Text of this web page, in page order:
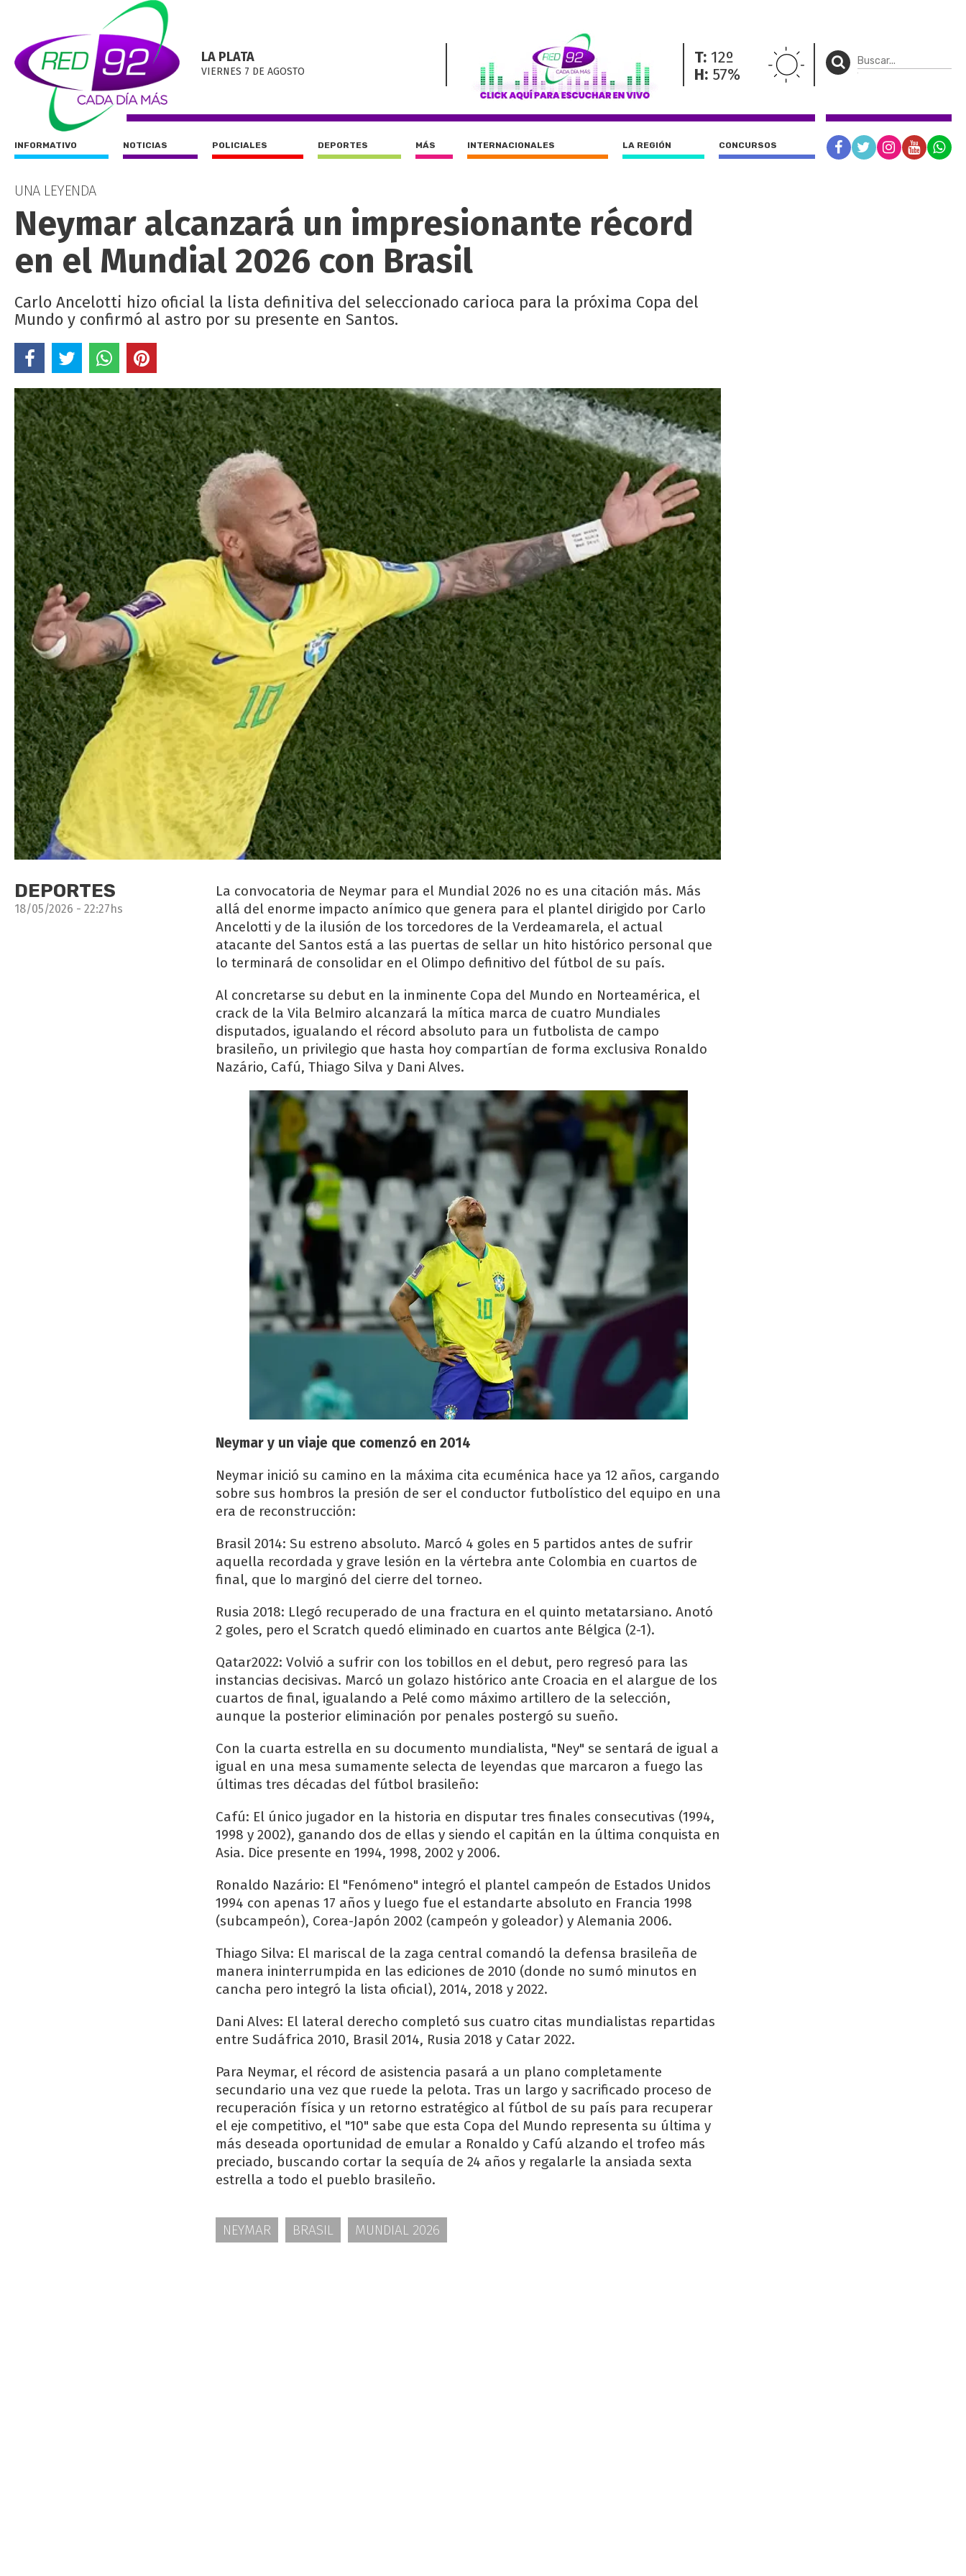
LA PLATA
VIERNES 7 DE AGOSTO
T: 12º
H: 57%
INFORMATIVO NOTICIAS POLICIALES DEPORTES MÁS INTERNACIONALES LA REGIÓN CONCURSOS
UNA LEYENDA
Neymar alcanzará un impresionante récord
en el Mundial 2026 con Brasil
Carlo Ancelotti hizo oficial la lista definitiva del seleccionado carioca para la próxima Copa del
Mundo y confirmó al astro por su presente en Santos.
DEPORTES
18/05/2026 - 22:27hs
La convocatoria de Neymar para el Mundial 2026 no es una citación más. Más
allá del enorme impacto anímico que genera para el plantel dirigido por Carlo
Ancelotti y de la ilusión de los torcedores de la Verdeamarela, el actual
atacante del Santos está a las puertas de sellar un hito histórico personal que
lo terminará de consolidar en el Olimpo definitivo del fútbol de su país.
Al concretarse su debut en la inminente Copa del Mundo en Norteamérica, el
crack de la Vila Belmiro alcanzará la mítica marca de cuatro Mundiales
disputados, igualando el récord absoluto para un futbolista de campo
brasileño, un privilegio que hasta hoy compartían de forma exclusiva Ronaldo
Nazário, Cafú, Thiago Silva y Dani Alves.
Neymar y un viaje que comenzó en 2014
Neymar inició su camino en la máxima cita ecuménica hace ya 12 años, cargando
sobre sus hombros la presión de ser el conductor futbolístico del equipo en una
era de reconstrucción:
Brasil 2014: Su estreno absoluto. Marcó 4 goles en 5 partidos antes de sufrir
aquella recordada y grave lesión en la vértebra ante Colombia en cuartos de
final, que lo marginó del cierre del torneo.
Rusia 2018: Llegó recuperado de una fractura en el quinto metatarsiano. Anotó
2 goles, pero el Scratch quedó eliminado en cuartos ante Bélgica (2-1).
Qatar2022: Volvió a sufrir con los tobillos en el debut, pero regresó para las
instancias decisivas. Marcó un golazo histórico ante Croacia en el alargue de los
cuartos de final, igualando a Pelé como máximo artillero de la selección,
aunque la posterior eliminación por penales postergó su sueño.
Con la cuarta estrella en su documento mundialista, "Ney" se sentará de igual a
igual en una mesa sumamente selecta de leyendas que marcaron a fuego las
últimas tres décadas del fútbol brasileño:
Cafú: El único jugador en la historia en disputar tres finales consecutivas (1994,
1998 y 2002), ganando dos de ellas y siendo el capitán en la última conquista en
Asia. Dice presente en 1994, 1998, 2002 y 2006.
Ronaldo Nazário: El "Fenómeno" integró el plantel campeón de Estados Unidos
1994 con apenas 17 años y luego fue el estandarte absoluto en Francia 1998
(subcampeón), Corea-Japón 2002 (campeón y goleador) y Alemania 2006.
Thiago Silva: El mariscal de la zaga central comandó la defensa brasileña de
manera ininterrumpida en las ediciones de 2010 (donde no sumó minutos en
cancha pero integró la lista oficial), 2014, 2018 y 2022.
Dani Alves: El lateral derecho completó sus cuatro citas mundialistas repartidas
entre Sudáfrica 2010, Brasil 2014, Rusia 2018 y Catar 2022.
Para Neymar, el récord de asistencia pasará a un plano completamente
secundario una vez que ruede la pelota. Tras un largo y sacrificado proceso de
recuperación física y un retorno estratégico al fútbol de su país para recuperar
el eje competitivo, el "10" sabe que esta Copa del Mundo representa su última y
más deseada oportunidad de emular a Ronaldo y Cafú alzando el trofeo más
preciado, buscando cortar la sequía de 24 años y regalarle la ansiada sexta
estrella a todo el pueblo brasileño.
NEYMAR BRASIL MUNDIAL 2026